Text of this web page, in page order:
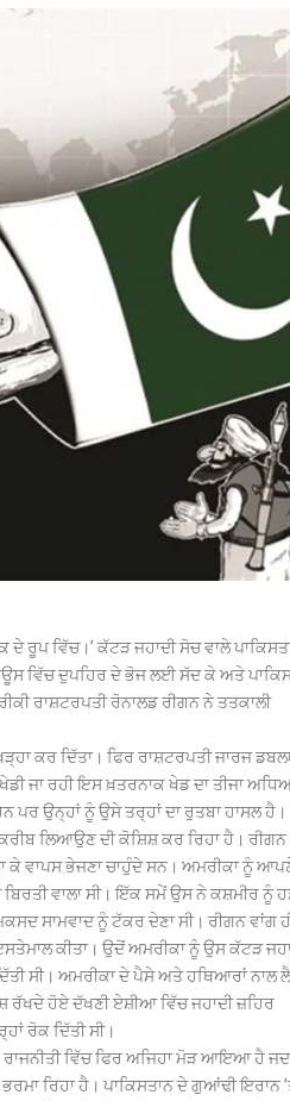
ਰੂਪ ਵਿੱਚ।’ ਕੱਟੜ ਜਹਾਦੀ ਸੋਚ ਵਾਲੇ
ਵਿੱਚ ਦੁਪਹਿਰ ਦੇ ਭੋਜ ਲਈ ਸੱਦ ਕੇ ਅਤੇ
ਰਾਸ਼ਟਰਪਤੀ ਰੋਨਾਲਡ ਰੀਗਨ ਨੇ ਤਤਕਾਲੀ
ਕਰ ਦਿੱਤਾ। ਫਿਰ ਰਾਸ਼ਟਰਪਤੀ ਜਾਰਜ
ਜਾ ਰਹੀ ਇਸ ਖ਼ਤਰਨਾਕ ਖੇਡ ਦਾ ਤੀਜਾ
ਉਨ੍ਹਾਂ ਨੂੰ ਉਸੇ ਤਰ੍ਹਾਂ ਦਾ ਰੁਤਬਾ ਹਾਸਲ ਹੈ।
ਲਿਆਉਣ ਦੀ ਕੋਸ਼ਿਸ਼ ਕਰ ਰਿਹਾ ਹੈ। ਰੀਗਨ
ਕੇ ਵਾਪਸ ਭੇਜਣਾ ਚਾਹੁੰਦੇ ਸਨ। ਅਮਰੀਕਾ ਨੂੰ
ਵਾਲਾ ਸੀ। ਇੱਕ ਸਮੇਂ ਉਸ ਨੇ ਕਸ਼ਮੀਰ ਨੂੰ
ਸਾਮਵਾਦ ਨੂੰ ਟੱਕਰ ਦੇਣਾ ਸੀ। ਰੀਗਨ ਵਾਂਗ
ਕੀਤਾ। ਉਦੋਂ ਅਮਰੀਕਾ ਨੂੰ ਉਸ ਕੱਟੜ
ਸੀ। ਅਮਰੀਕਾ ਦੇ ਪੈਸੇ ਅਤੇ ਹਥਿਆਰਾਂ ਨਾਲ
ਰੱਖਦੇ ਹੋਏ ਦੱਖਣੀ ਏਸ਼ੀਆ ਵਿੱਚ ਜਹਾਦੀ ਜ਼ਹਿਰ
ਰੋਕ ਦਿੱਤੀ ਸੀ।
ਰਾਜਨੀਤੀ ਵਿੱਚ ਫਿਰ ਅਜਿਹਾ ਮੋੜ ਆਇਆ ਹੈ ਜਦ
ਰਿਹਾ ਹੈ। ਪਾਕਿਸਤਾਨ ਦੇ ਗੁਆਂਢੀ ਇਰਾਨ